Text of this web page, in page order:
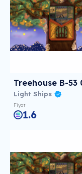
Treehouse B-53
Light Ships
Fiyat
1.6